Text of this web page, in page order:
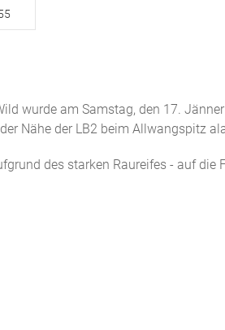
wurde am Samstag, den 17.
Nähe der LB2 beim Allwangspitz
des starken Raureifes - auf die